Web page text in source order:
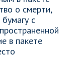
о смерти,
с
в пакете